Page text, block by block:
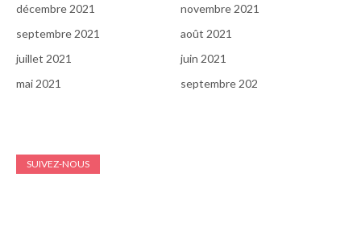
décembre 2021
novembre 2021
septembre 2021
août 2021
juillet 2021
juin 2021
mai 2021
septembre 202
SUIVEZ-NOUS